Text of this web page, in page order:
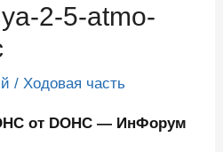
2-5-atmo-
/Ходовая часть
от DOHC — ИнФорум